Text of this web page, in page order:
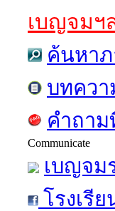
เบญจมฯ
ค้นหาภ
บทควา
คำถา
Communicate
เบญจม
โรงเรี